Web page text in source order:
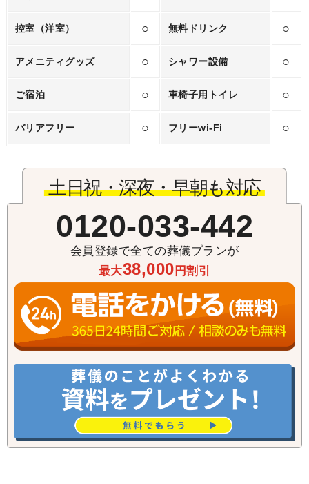
控室（洋室） ○ 無料ドリンク ○
アメニティグッズ ○ シャワー設備 ○
ご宿泊 ○ 車椅子用トイレ ○
バリアフリー ○ フリーwi‐Fi ○
土日祝・深夜・早朝も対応
0120-033-442
会員登録で全ての葬儀プランが
最大38,000 円割引